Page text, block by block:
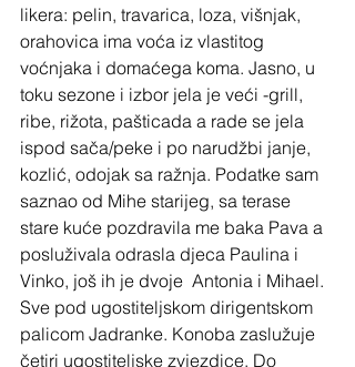
likera: pelin, travarica, loza, višnjak,
orahovica ima voća iz vlastitog
voćnjaka i domaćega koma. Jasno, u
toku sezone i izbor jela je veći -grill,
ribe, rižota, pašticada a rade se jela
ispod sača/peke i po narudžbi janje,
kozlić, odojak sa ražnja. Podatke sam
saznao od Mihe starijeg, sa terase
stare kuće pozdravila me baka Pava a
posluživala odrasla djeca Paulina i
Vinko, još ih je dvoje  Antonia i Mihael.
Sve pod ugostiteljskom dirigentskom
palicom Jadranke. Konoba zaslužuje
četiri ugostiteljske zvjezdice. Do